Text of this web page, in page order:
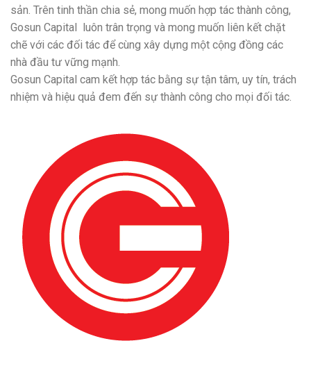
sản. Trên tinh thần chia sẻ, mong muốn hợp tác thành công,
Gosun Capital luôn trân trọng và mong muốn liên kết chặt
chẽ với các đối tác để cùng xây dựng một cộng đồng các
nhà đầu tư vững mạnh.
Gosun Capital cam kết hợp tác bằng sự tận tâm, uy tín, trách
nhiệm và hiệu quả đem đến sự thành công cho mọi đối tác.